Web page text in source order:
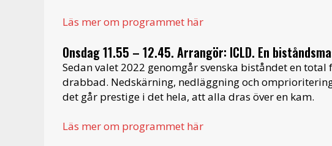
Läs mer om programmet här
Onsdag 11.55 – 12.45. Arrangör: ICLD. En
Sedan valet 2022 genomgår svenska biståndet en
drabbad. Nedskärning, nedläggning och
det går prestige i det hela, att alla dras över en kam.
Läs mer om programmet här